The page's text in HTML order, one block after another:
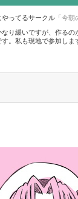
ってるサークル「今朝
り緩いですが、作るの
。私も現地で参加し